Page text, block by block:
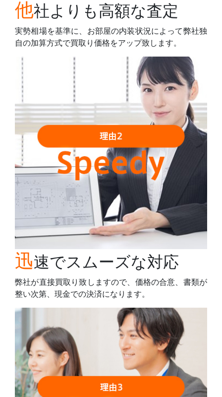
他社よりも高額な査定
実勢相場を基準に、お部屋の内装状況によって弊社独
自の加算方式で買取り価格をアップ致します。
迅速でスムーズな対応
弊社が直接買取り致しますので、価格の合意、書類が
整い次第、現金での決済になります。